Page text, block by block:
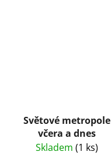
Světové metropole
včera a dnes
Skladem (1 ks)